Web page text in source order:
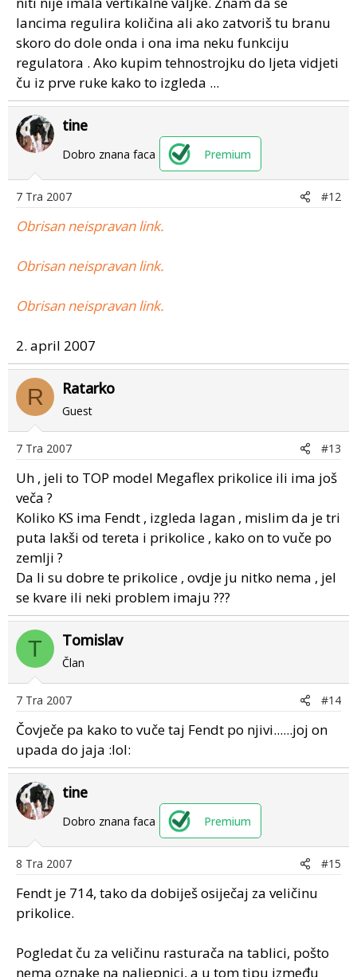
lancima regulira količina ali ako zatvoriš tu branu
skoro do dole onda i ona ima neku funkciju
regulatora . Ako kupim tehnostrojku do ljeta vidjeti
ču iz prve ruke kako to izgleda ...
tine
Dobro znana faca Premium
7 Tra 2007 #12
Obrisan neispravan link.
Obrisan neispravan link.
Obrisan neispravan link.
2. april 2007
R Ratarko
Guest
7 Tra 2007 #13
Uh , jeli to TOP model Megaflex prikolice ili ima još
veča ?
Koliko KS ima Fendt , izgleda lagan , mislim da je tri
puta lakši od tereta i prikolice , kako on to vuče po
zemlji ?
Da li su dobre te prikolice , ovdje ju nitko nema , jel
se kvare ili neki problem imaju ???
T Tomislav
Član
7 Tra 2007 #14
Čovječe pa kako to vuče taj Fendt po njivi......joj on
upada do jaja :lol:
tine
Dobro znana faca Premium
8 Tra 2007 #15
Fendt je 714, tako da dobiješ osiječaj za veličinu
prikolice.
Pogledat ču za veličinu rasturača na tablici, pošto
nema oznake na naljepnici, a u tom tipu između